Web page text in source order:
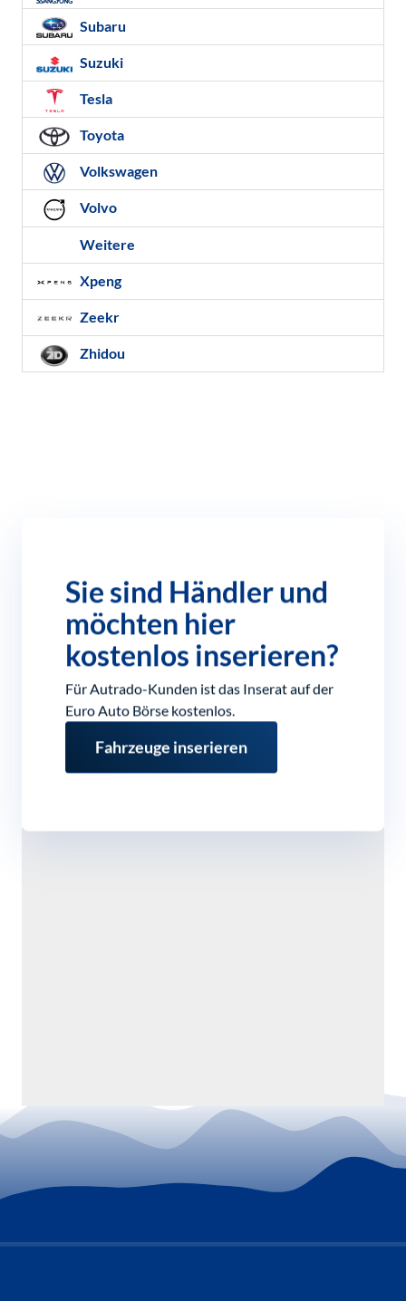
Subaru
Suzuki
Tesla
Toyota
Volkswagen
Volvo
Weitere
Xpeng
Zeekr
Zhidou
Sie sind Händler und
möchten hier
kostenlos inserieren?
Für Autrado-Kunden ist das Inserat auf der
Euro Auto Börse kostenlos.
Fahrzeuge inserieren